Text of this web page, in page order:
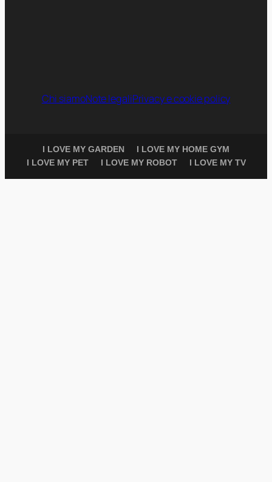
Chi siamoNote legaliPrivacy e cookie policy
I LOVE MY GARDEN
I LOVE MY HOME GYM
I LOVE MY PET
I LOVE MY ROBOT I LOVE MY TV